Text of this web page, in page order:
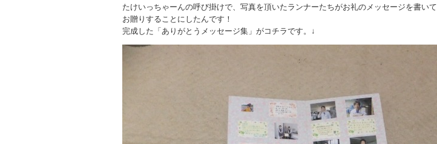
たけいっちゃーんの呼び掛けで、写真を頂いたランナーたちがお礼のメッセージを書いて
お贈りすることにしたんです！
完成した「ありがとうメッセージ集」がコチラです。↓